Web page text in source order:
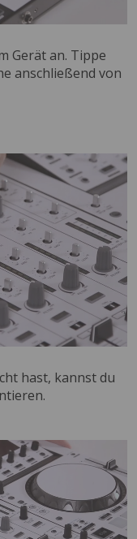
Gerät an. Tippe
anschließend von
hast, kannst du